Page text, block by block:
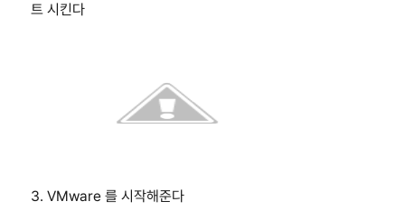
트 시킨다
3. VMware 를 시작해준다